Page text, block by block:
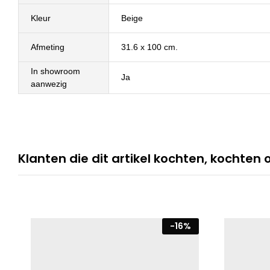
Kleur Beige
Afmeting 31.6 x 100 cm.
In showroom
aanwezig
Ja
Klanten die dit artikel kochten, kochten
-16%